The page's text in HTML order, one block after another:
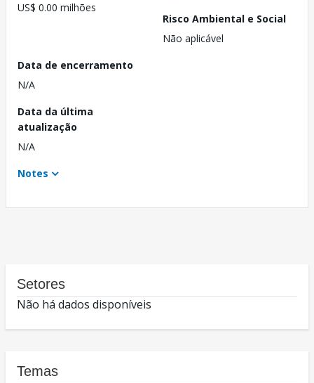
US$ 0.00 milhões
Risco Ambiental e Social
Não aplicável
Data de encerramento
N/A
Data da última
atualização
N/A
Notes
Setores
Não há dados disponíveis
Temas